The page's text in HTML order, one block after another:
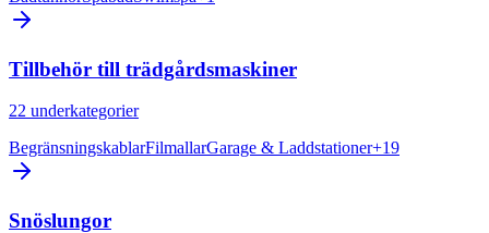
Tillbehör till trädgårdsmaskiner
22 underkategorier
BegränsningskablarFilmallarGarage & Laddstationer+19
Snöslungor